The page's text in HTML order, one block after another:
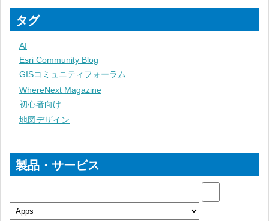
タグ
AI
Esri Community Blog
GISコミュニティフォーラム
WhereNext Magazine
初心者向け
地図デザイン
製品・サービス